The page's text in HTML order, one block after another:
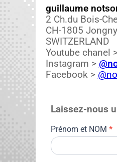
guil­laume
2 Ch.du Bois-
CH-1805
SWITZERLAND
Youtube chanel
Insta­gram >
Face­book >
Lais­sez-nous
C
o
n­
Prénom et NOM *